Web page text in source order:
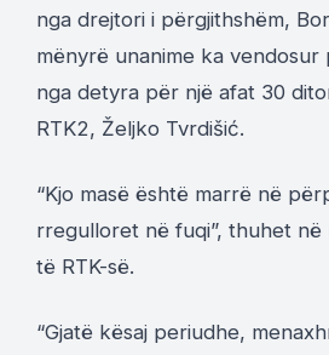
nga drejtori i përgjithshëm,
mënyrë unanime ka vendosur
nga detyra për një afat 30
RTK2, Željko Tvrdišić.
“Kjo masë është marrë në
rregulloret në fuqi”, thuhet në
të RTK-së.
“Gjatë kësaj periudhe,